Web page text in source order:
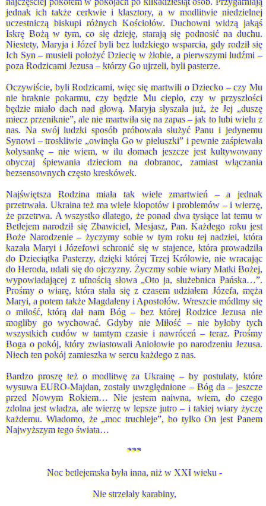
najczęściej pokotem w pokojach po kilkadziesiąt osób. Przygarniają
jednak ich także cerkwie i klasztory, a w modlitwie niedzielnej
uczestniczą biskupi różnych Kościołów. Duchowni widzą jakąś
Iskrę Bożą w tym, co się dzieję, starają się podnosić na duchu.
Niestety, Maryja i Józef byli bez ludzkiego wsparcia, gdy rodził się
Ich Syn – musieli położyć Dziecię w żłobie, a pierwszymi ludźmi –
poza Rodzicami Jezusa – którzy Go ujrzeli, byli pasterze.
Oczywiście, byli Rodzicami, więc się martwili o Dziecko – czy Mu
nie braknie pokarmu, czy będzie Mu ciepło, czy w przyszłości
będzie miało dach nad głową. Maryja słyszała już, że Jej „duszę
miecz przeniknie”, ale nie martwiła się na zapas – jak to lubi wielu z
nas. Na swój ludzki sposób próbowała służyć Panu i jedynemu
Synowi – troskliwie „owinęła Go w pieluszki” i pewnie zaśpiewała
kołysankę – nie wiem, w ilu domach jeszcze jest kultywowany
obyczaj śpiewania dzieciom na dobranoc, zamiast włączania
bezsensownych często kreskówek.
Najświętsza Rodzina miała tak wiele zmartwień – a jednak
przetrwała. Ukraina też ma wiele kłopotów i problemów – i wierzę,
że przetrwa. A wszystko dlatego, że ponad dwa tysiące lat temu w
Betlejem narodził się Zbawiciel, Mesjasz, Pan. Każdego roku jest
Boże Narodzenie – życzymy sobie w tym roku tej nadziei, która
kazała Maryi i Józefowi schronić się w stajence, która prowadziła
do Dzieciątka Pasterzy, dzięki której Trzej Królowie, nie wracając
do Heroda, udali się do ojczyzny. Życzmy sobie wiary Matki Bożej,
wypowiadającej z ufnością słowa „Oto ja, służebnica Pańska…”.
Prośmy o wiarę, która stała się z czasem udziałem Józefa, męża
Maryi, a potem także Magdaleny i Apostołów. Wreszcie módlmy się
o miłość, którą dał nam Bóg – bez której Rodzice Jezusa nie
mogliby go wychować. Gdyby nie Miłość – nie byłoby tych
wszystkich cudów w tamtym czasie i nawróceń – teraz. Prośmy
Boga o pokój, który zwiastowali Aniołowie po narodzeniu Jezusa.
Niech ten pokój zamieszka w sercu każdego z nas.
Bardzo proszę też o modlitwę za Ukrainę – by postulaty, które
wysuwa EURO-Majdan, zostały uwzględnione – Bóg da – jeszcze
przed Nowym Rokiem… Nie jestem naiwna, wiem, do czego
zdolna jest władza, ale wierzę w lepsze jutro – i takiej wiary życzę
każdemu. Wiadomo, że „moc truchleje”, bo tylko On jest Panem
Najwyższym tego świata…
***
Noc betlejemska była inna, niż w XXI wieku -
Nie strzelały karabiny,